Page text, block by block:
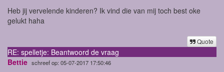
Heb jij vervelende kinderen? Ik vind die van mij toch best oke
gelukt haha
Quote
RE: spelletje: Beantwoord de vraag
Bettie schreef op: 05-07-2017 17:50:46